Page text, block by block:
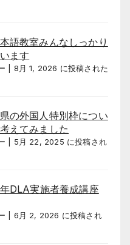
語教室みんなしっかり
ます
8月 1, 2026 に投稿された
の外国人特別枠につい
えてみました
5月 22, 2025 に投稿され
DLA実施者養成講座
6月 2, 2026 に投稿され